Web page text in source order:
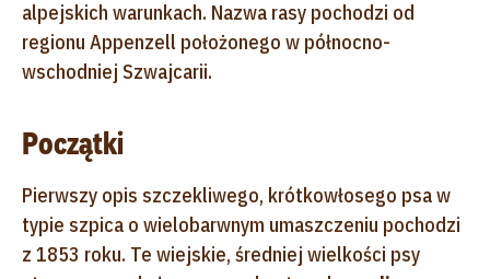
alpejskich warunkach. Nazwa rasy pochodzi od
regionu Appenzell położonego w północno-
wschodniej Szwajcarii.
Początki
Pierwszy opis szczekliwego, krótkowłosego psa w
typie szpica o wielobarwnym umaszczeniu pochodzi
z 1853 roku. Te wiejskie, średniej wielkości psy